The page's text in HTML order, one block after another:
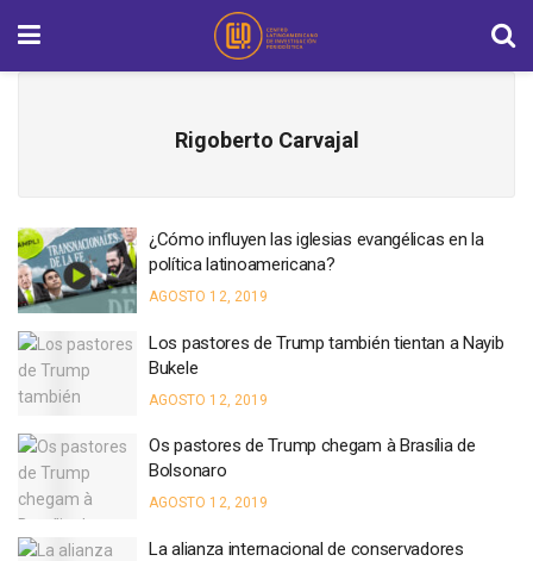
Rigoberto Carvajal
¿Cómo influyen las iglesias evangélicas en la
política latinoamericana?
AGOSTO 12, 2019
Los pastores de Trump también tientan a Nayib
Bukele
AGOSTO 12, 2019
Os pastores de Trump chegam à Brasília de
Bolsonaro
AGOSTO 12, 2019
La alianza internacional de conservadores